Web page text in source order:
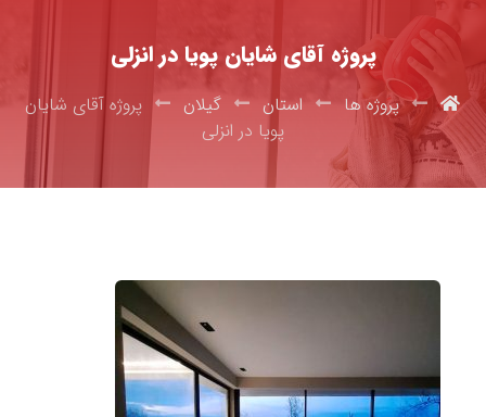
پروژه آقای شایان پویا در انزلی
پروژه ها استان گیلان
پروژه آقای شایان
پویا در انزلی